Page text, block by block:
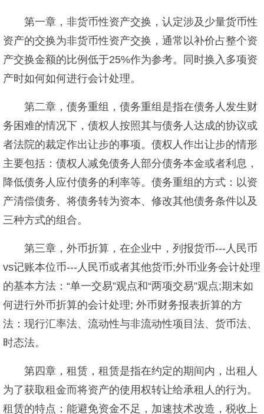
第一章，非货币性资产交换，认定涉及少量货币性
资产的交换为非货币性资产交换，通常以补价占整个资
产交换金额的比例低于25%作为参考。同时换入多项资
产时如何如何进行会计处理。
第二章，债务重组，债务重组是指在债务人发生财
务困难的情况下，债权人按照其与债务人达成的协议或
者法院的裁定作出让步的事项。债权人作出让步的情形
主要包括：债权人减免债务人部分债务本金或者利息，
降低债务人应付债务的利率等。债务重组的方式：以资
产清偿债务、将债务转为资本、修改其他债务条件以及
三种方式的组合。
第三章，外币折算，在企业中，列报货币---人民币
vs记账本位币---人民币或者其他货币;外币业务会计处理
的基本方法：“单一交易”观点和“两项交易”观点;期末如
何进行外币折算的会计处理; 外币财务报表折算的方
法：现行汇率法、流动性与非流动性项目法、货币法、
时态法。
第四章，租赁，租赁是指在约定的期间内，出租人
为了获取租金而将资产的使用权转让给承租人的行为。
租赁的特点：能避免资金不足，加速技术改造，税收上